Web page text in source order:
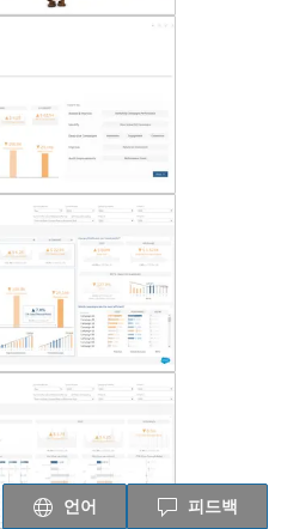
언어 피드백